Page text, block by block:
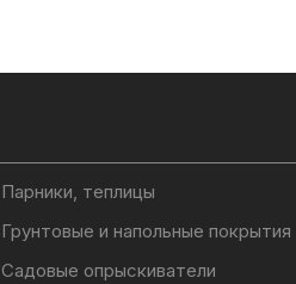
Парники, теплицы
Грунтовые и напольные покрытия
Садовые опрыскиватели